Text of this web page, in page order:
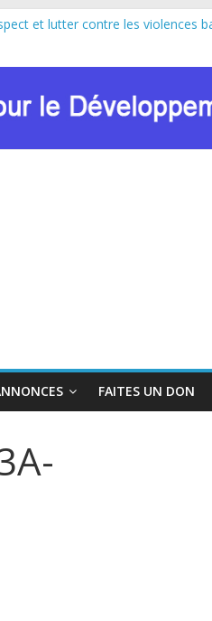
et lutter contre les violences
le CPD et RENADEF
de lutte contre les VBG
FAITES UN DON